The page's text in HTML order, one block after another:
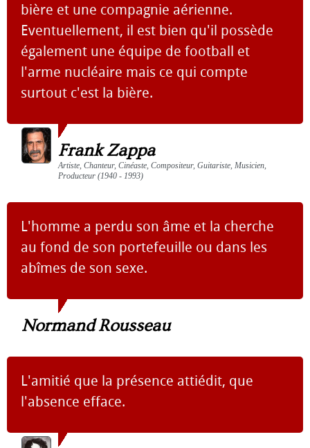
bière et une compagnie aérienne.
Eventuellement, il est bien qu'il possède
également une équipe de football et
l'arme nucléaire mais ce qui compte
surtout c'est la bière.
Frank Zappa
Artiste, Chanteur, Cinéaste, Compositeur, Guitariste, Musicien,
Producteur (1940 - 1993)
L'homme a perdu son âme et la cherche
au fond de son portefeuille ou dans les
abîmes de son sexe.
Normand Rousseau
L'amitié que la présence attiédit, que
l'absence efface.